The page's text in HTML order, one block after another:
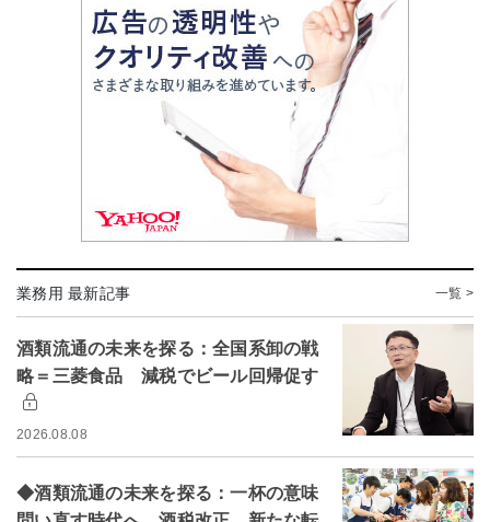
業務用 最新記事 一覧 >
酒類流通の未来を探る：全国系卸の戦
略＝三菱食品 減税でビール回帰促す
2026.08.08
◆酒類流通の未来を探る：一杯の意味